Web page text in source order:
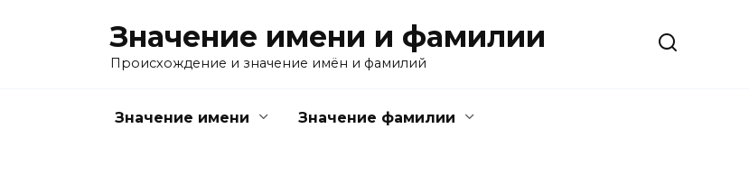
Значение имени и фамилии
Происхождение и значение имён и фамилий
Значение имени Значение фамилии